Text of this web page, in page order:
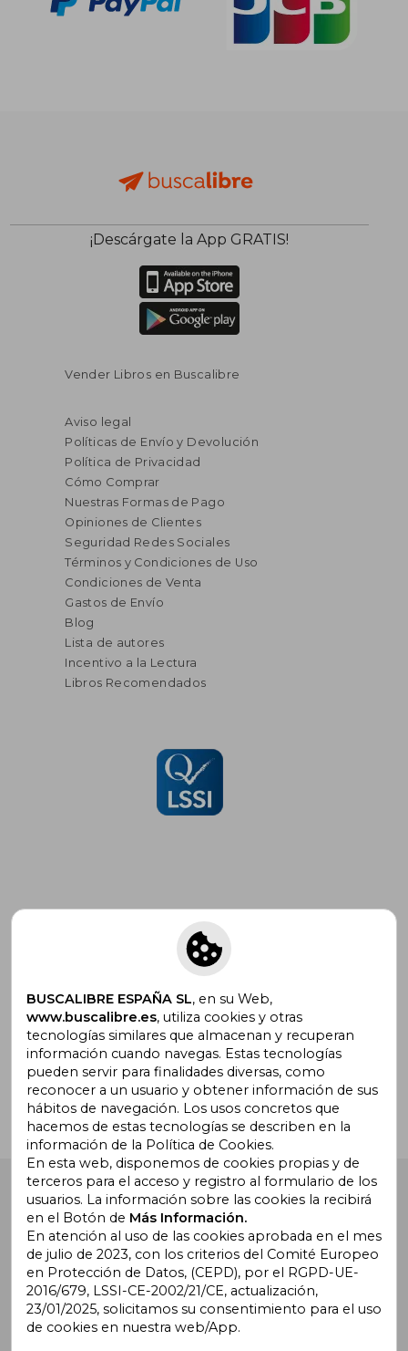
¡Descárgate la App GRATIS!
Vender Libros en Buscalibre
Aviso legal
Políticas de Envío y Devolución
Política de Privacidad
Cómo Comprar
Nuestras Formas de Pago
Opiniones de Clientes
Seguridad Redes Sociales
Términos y Condiciones de Uso
Condiciones de Venta
Gastos de Envío
Blog
Lista de autores
Incentivo a la Lectura
Libros Recomendados
Suscríbete para recibir ofertas y
promociones
¿Necesitas ayuda?
Ir a Centro de Soporte
Buscalibre España . Calle Energía, 65, Nave 3 (08940),
Cornellà de Llobregat, Barcelona. Derechos Reservados.
Buscalibre Argentina| Buscalibre Chile
BUSCALIBRE ESPAÑA SL, en su Web,
www.buscalibre.es, utiliza cookies y otras
tecnologías similares que almacenan y recuperan
información cuando navegas. Estas tecnologías
pueden servir para finalidades diversas, como
reconocer a un usuario y obtener información de sus
hábitos de navegación. Los usos concretos que
hacemos de estas tecnologías se describen en la
información de la Política de Cookies.
En esta web, disponemos de cookies propias y de
terceros para el acceso y registro al formulario de los
usuarios. La información sobre las cookies la recibirá
en el Botón de Más Información.
En atención al uso de las cookies aprobada en el mes
de julio de 2023, con los criterios del Comité Europeo
en Protección de Datos, (CEPD), por el RGPD-UE-
2016/679, LSSI-CE-2002/21/CE, actualización,
23/01/2025, solicitamos su consentimiento para el uso
de cookies en nuestra web/App.